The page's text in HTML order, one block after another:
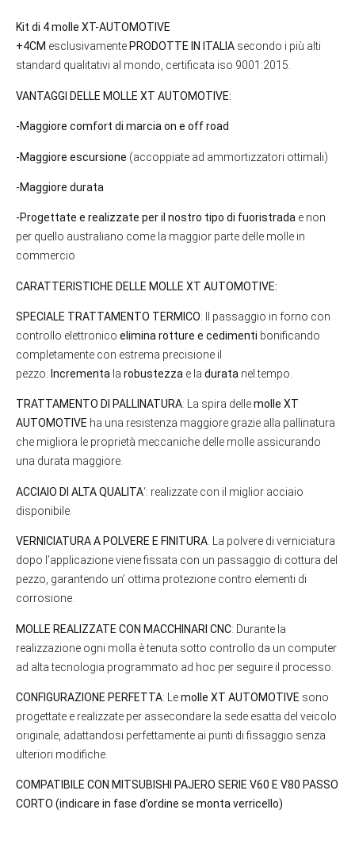
Kit di 4 molle XT-AUTOMOTIVE
+4CM esclusivamente PRODOTTE IN ITALIA secondo i più alti
standard qualitativi al mondo, certificata iso 9001:2015.
VANTAGGI DELLE MOLLE XT AUTOMOTIVE:
-Maggiore comfort di marcia on e off road
-Maggiore escursione (accoppiate ad ammortizzatori ottimali)
-Maggiore durata
-Progettate e realizzate per il nostro tipo di fuoristrada e non
per quello australiano come la maggior parte delle molle in
commercio
CARATTERISTICHE DELLE MOLLE XT AUTOMOTIVE:
SPECIALE TRATTAMENTO TERMICO: Il passaggio in forno con
controllo elettronico elimina rotture e cedimenti bonificando
completamente con estrema precisione il
pezzo.
Incrementa la robustezza e la durata nel tempo.
TRATTAMENTO DI PALLINATURA: La spira dellemolle XT
AUTOMOTIVE ha una resistenza maggiore grazie alla pallinatura
che migliora le proprietà meccaniche delle molle assicurando
una durata maggiore.
ACCIAIO DI ALTA QUALITA‘: realizzate con il miglior acciaio
disponibile.
VERNICIATURA A POLVERE E FINITURA: La polvere di verniciatura
dopo l’applicazione viene fissata con un passaggio di cottura del
pezzo, garantendo un’ ottima protezione contro elementi di
corrosione.
MOLLE REALIZZATE CON MACCHINARI CNC: Durante la
realizzazione ogni molla è tenuta sotto controllo da un computer
ad alta tecnologia programmato ad hoc per seguire il processo.
CONFIGURAZIONE PERFETTA: Lemolle XT AUTOMOTIVE sono
progettate e realizzate per assecondare la sede esatta del veicolo
originale, adattandosi perfettamente ai punti di fissaggio senza
ulteriori modifiche.
COMPATIBILE CON MITSUBISHI PAJERO SERIE V60 E V80 PASSO
CORTO (indicare in fase d’ordine se monta verricello)